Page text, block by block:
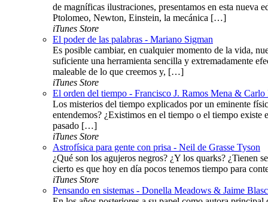
de magníficas ilustraciones, presentamos en esta
Ptolomeo, Newton, Einstein, la mecánica […]
iTunes Store
El poder de las palabras - Mariano Sigman
Es posible cambiar, en cualquier momento de la vida,
suficiente una herramienta sencilla y extremadamente
maleable de lo que creemos y, […]
iTunes Store
El orden del tiempo - Francisco J. Ramos Mena &
Los misterios del tiempo explicados por un eminente
entendemos? ¿Existimos en el tiempo o el tiempo
pasado […]
iTunes Store
Astrofísica para gente con prisa - Neil de Grasse Tyson
¿Qué son los agujeros negros? ¿Y los quarks? ¿Tienen
cierto es que hoy en día pocos tenemos tiempo para
iTunes Store
Pensando en sistemas - Donella Meadows & Jaime